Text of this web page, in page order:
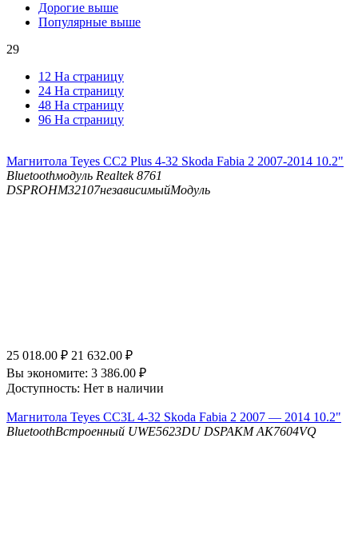
Дорогие выше
Популярные выше
29
12 На страницу
24 На страницу
48 На страницу
96 На страницу
Магнитола Teyes CC2 Plus 4-32 Skoda Fabia 2 2007-2014 10.2"
Bluetoothмодуль Realtek 8761
DSPROHM32107независимыйМодуль
25 018.00 ₽ 21 632.00 ₽
Вы экономите: 3 386.00 ₽
Доступность: Нет в наличии
Магнитола Teyes CC3L 4-32 Skoda Fabia 2 2007 — 2014 10.2"
BluetoothВстроенный UWE5623DU DSPAKM AK7604VQ